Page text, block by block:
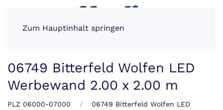
Zum Hauptinhalt springen
06749 Bitterfeld Wolfen LED
Werbewand 2.00 x 2.00 m
PLZ 06000-07000
06749 Bitterfeld Wolfen LED